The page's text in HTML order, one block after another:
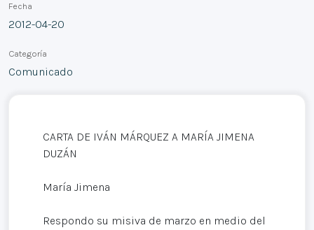
Fecha
2012-04-20
Categoría
Comunicado
CARTA DE IVÁN MÁRQUEZ A MARÍA JIMENA
DUZÁN
María Jimena
Respondo su misiva de marzo en medio del